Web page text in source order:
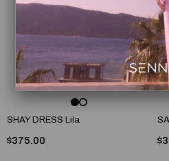
SHAY DRESS Lila
$375.00